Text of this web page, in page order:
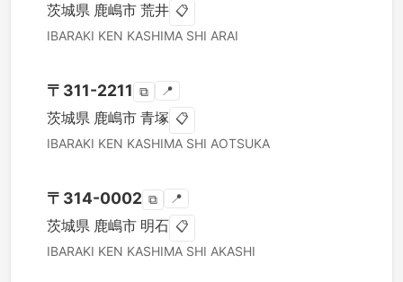
茨城県 鹿嶋市 荒井 📋
IBARAKI KEN KASHIMA SHI ARAI
〒 311-2211 ⧉ 📍
茨城県 鹿嶋市 青塚 📋
IBARAKI KEN KASHIMA SHI AOTSUKA
〒 314-0002 ⧉ 📍
茨城県 鹿嶋市 明石 📋
IBARAKI KEN KASHIMA SHI AKASHI